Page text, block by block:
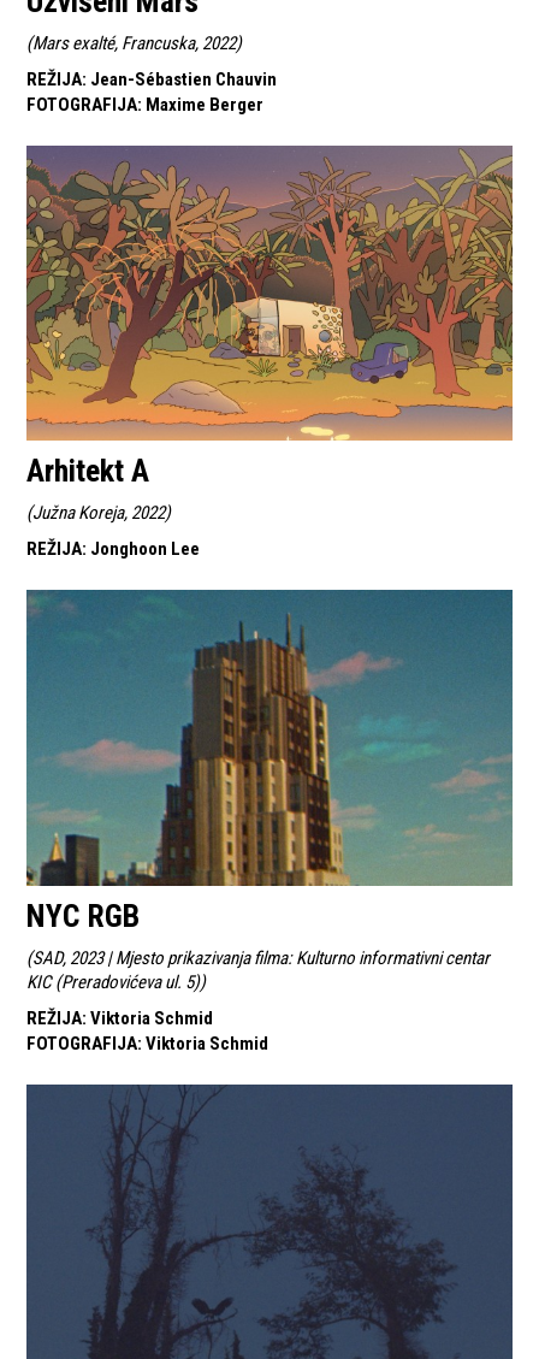
(Mars exalté, Francuska, 2022)
REŽIJA: Jean-Sébastien Chauvin
FOTOGRAFIJA: Maxime Berger
Arhitekt A
(Južna Koreja, 2022)
REŽIJA: Jonghoon Lee
NYC RGB
(SAD, 2023 | Mjesto prikazivanja filma: Kulturno informativni centar
KIC (Preradovićeva ul. 5))
REŽIJA: Viktoria Schmid
FOTOGRAFIJA: Viktoria Schmid